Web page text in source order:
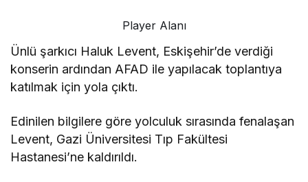
Player Alanı
Ünlü şarkıcı Haluk Levent, Eskişehir’de verdiği
konserin ardından AFAD ile yapılacak toplantıya
katılmak için yola çıktı.
Edinilen bilgilere göre yolculuk sırasında fenalaşan
Levent, Gazi Üniversitesi Tıp Fakültesi
Hastanesi’ne kaldırıldı.